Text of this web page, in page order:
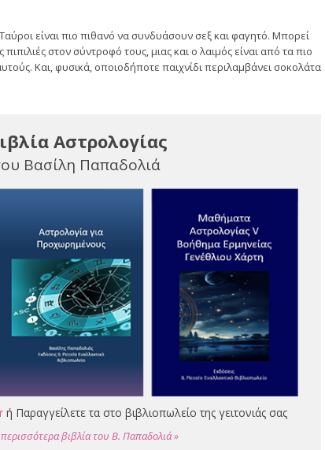
είναι πιο πιθανό να συνδυάσουν σεξ και φαγητό. Μπορεί
στον σύντροφό τους, μιας και ο λαιμός είναι από τα πιο
Και, φυσικά, οποιοδήποτε παιχνίδι περιλαμβάνει σοκολάτα
Αστρολογίας
Βασίλη Παπαδολιά
ή Παραγγείλετε τα στο βιβλιοπωλείο της γειτονιάς σας
περισσότερα βιβλία του Β. Παπαδολιά »